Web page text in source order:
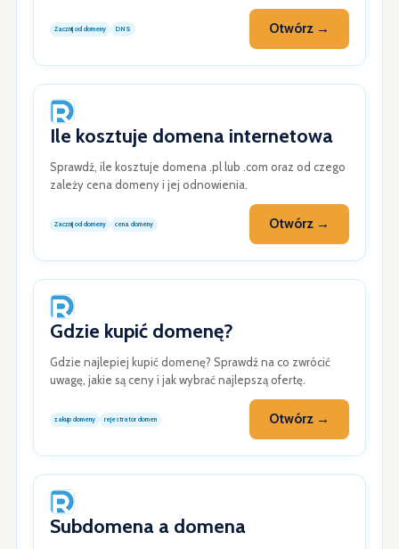
Zacznij od domeny DNS Otwórz →
Ile kosztuje domena internetowa
Sprawdź, ile kosztuje domena .pl lub .com oraz od czego
zależy cena domeny i jej odnowienia.
Zacznij od domeny cena domeny Otwórz →
Gdzie kupić domenę?
Gdzie najlepiej kupić domenę? Sprawdź na co zwrócić
uwagę, jakie są ceny i jak wybrać najlepszą ofertę.
zakup domeny rejestrator domen Otwórz →
Subdomena a domena